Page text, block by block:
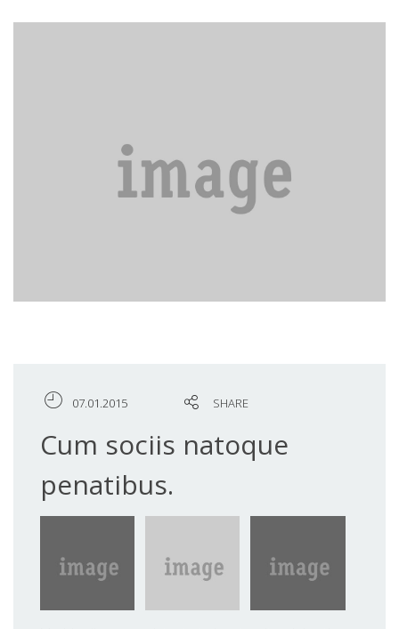
07.01.2015 SHARE
Cum sociis natoque
penatibus.